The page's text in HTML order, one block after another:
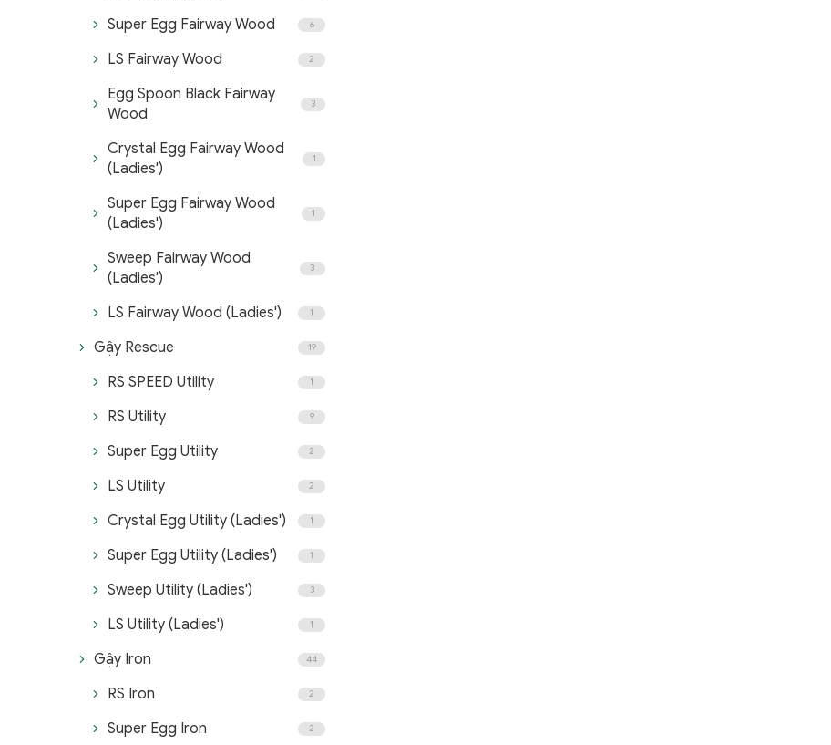
Super Egg Fairway Wood 6
LS Fairway Wood 2
Egg Spoon Black Fairway
Wood
3
Crystal Egg Fairway Wood
(Ladies')
1
Super Egg Fairway Wood
(Ladies')
1
Sweep Fairway Wood
(Ladies')
3
LS Fairway Wood (Ladies') 1
Gậy Rescue 19
RS SPEED Utility 1
RS Utility 9
Super Egg Utility 2
LS Utility 2
Crystal Egg Utility (Ladies') 1
Super Egg Utility (Ladies') 1
Sweep Utility (Ladies') 3
LS Utility (Ladies') 1
Gậy Iron 44
RS Iron 2
Super Egg Iron 2